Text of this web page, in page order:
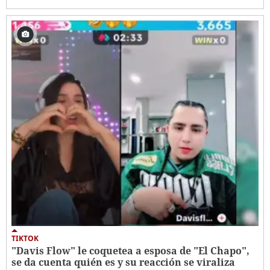
TIKTOK
"Davis Flow" le coquetea a esposa de "El Chapo",
se da cuenta quién es y su reacción se viraliza